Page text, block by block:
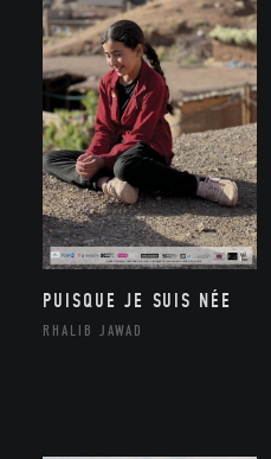
PUISQUE JE SUIS NÉE
RHALIB JAWAD